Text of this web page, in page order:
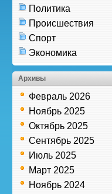
Политика
Происшествия
Спорт
Экономика
Архивы
Февраль 2026
Ноябрь 2025
Октябрь 2025
Сентябрь 2025
Июль 2025
Март 2025
Ноябрь 2024